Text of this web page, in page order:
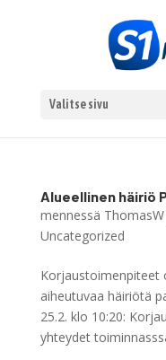
Valitse sivu
Alueellinen häiriö
mennessä ThomasW
Uncategorized
Korjaustoimenpiteet
aiheutuvaa häiriötä
25.2. klo 10:20:
yhteydet